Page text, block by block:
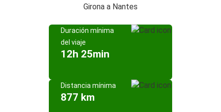
Girona a Nantes
Duración mínima
del viaje
12h 25min
Distancia mínima
877 km